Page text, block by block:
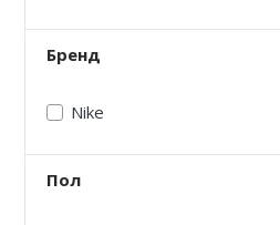
Бренд
Nike
Пол
Air Jordan 15
Air Jordan 23